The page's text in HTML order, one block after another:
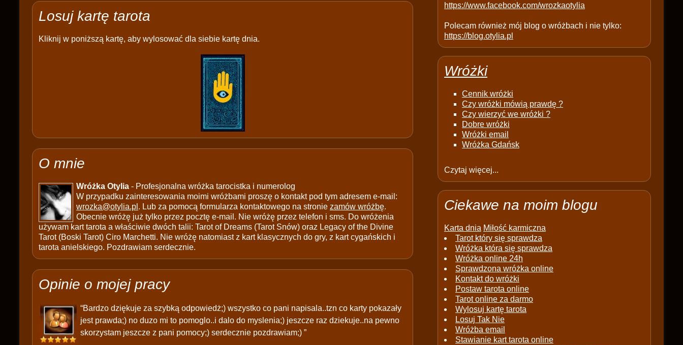
Losuj kartę tarota
Kliknij w poniższą kartę, aby wylosować dla siebie kartę dnia.
O mnie
Wróżka Otylia - Profesjonalna wróżka tarocistka i numerolog
W przypadku zainteresowania moimi wróżbami proszę o kontakt pod tym adresem e-mail:
wrozka@otylia.pl . Lub za pomocą formularza kontaktowego na stronie zamów wróżbę.
Obecnie wróżę już tylko przez pocztę e-mail. Nie wróżę przez telefon i sms. Do wróżenia
używam kart tarota a właściwie dwóch talii: Tarot of Dreams (Tarot Snów) oraz Legacy of the Divine
Tarot (Boski Tarot) Ciro Marchetti. Nie wróżę natomiast z kart klasycznych do gry, z kart cygańskich i
tarota anielskiego. Pozdrawiam serdecznie.
Opinie o mojej pracy
“Bardzo dziękuje za szybką odpowiedż;) wszystko co pani napisala..tzn co karty pokazały
jest prawda;) no duzo mi to pomoglo..i dalo do myslenia;) jeszcze raz dziekuje..na pewno
skorzystam jeszcze z pani pomocy;) serdecznie pozdrawiam;) ”
https://www.facebook.com/wrozkaotylia
Polecam również mój blog o wróżbach i nie tylko:
https://blog.otylia.pl
Wróżki
Cennik wróżki
Czy wróżki mówią prawdę ?
Czy wierzyć we wróżki ?
Dobre wróżki
Wróżki email
Wróżka Gdańsk
Czytaj więcej...
Ciekawe na moim blogu
Karta dnia Miłość karmiczna
Tarot który się sprawdza
Wróżka która się sprawdza
Wróżka online 24h
Sprawdzona wróżka online
Kontakt do wróżki
Postaw tarota online
Tarot online za darmo
Wylosuj kartę tarota
Losuj Tak Nie
Wróżba email
Stawianie kart tarota online